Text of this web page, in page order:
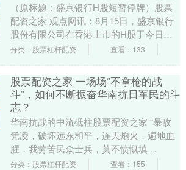
（原标题：盛京银行H股短暂停牌）股票
配资之家 观点网讯：8月15日，盛京银行
股份有限公司在香港上市的H股于今日上
午九时起短暂停牌。 免责声明：本文内容
分类：股票杠杆配资 查看：133
股票配资之家 一场场“不拿枪的战
斗”，如何不断振奋华南抗日军民的斗
志？
华南抗战的中流砥柱股票配资之家 “暴敌
凭凌，破坏远东和平，连天炮火，遍地血
腥，我劳苦民众士兵，莫不愤慨填
膺……”这是广州培正中学教师、中共秘密
分类：股票杠杆配资 查看：155